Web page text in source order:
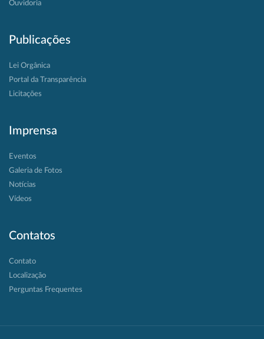
Ouvidoria
Publicações
Lei Orgânica
Portal da Transparência
Licitações
Imprensa
Eventos
Galeria de Fotos
Notícias
Vídeos
Contatos
Contato
Localização
Perguntas Frequentes